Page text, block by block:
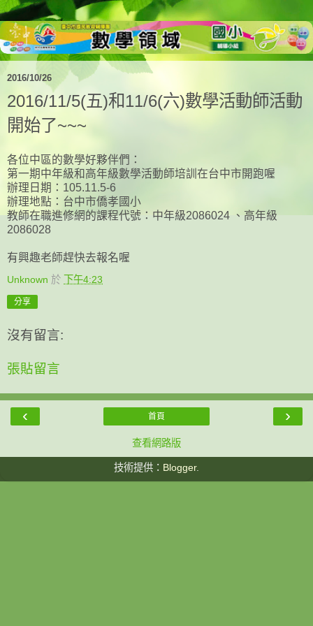
2016/10/26
2016/11/5(五)和11/6(六)數學活動師活動
開始了~~~
各位中區的數學好夥伴們：
第一期中年級和高年級數學活動師培訓在台中市開跑喔
辦理日期：105.11.5-6
辦理地點：台中市僑孝國小
教師在職進修網的課程代號：中年級2086024 、高年級
2086028
有興趣老師趕快去報名喔
Unknown 於 下午4:23
分享
沒有留言:
張貼留言
‹ ›
首頁
查看網路版
技術提供： Blogger.